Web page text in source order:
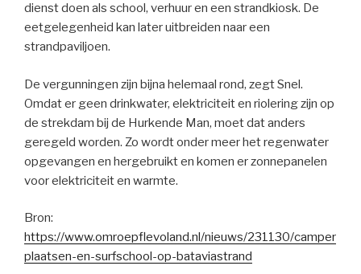
dienst doen als school, verhuur en een strandkiosk. De
eetgelegenheid kan later uitbreiden naar een
strandpaviljoen.
De vergunningen zijn bijna helemaal rond, zegt Snel.
Omdat er geen drinkwater, elektriciteit en riolering zijn op
de strekdam bij de Hurkende Man, moet dat anders
geregeld worden. Zo wordt onder meer het regenwater
opgevangen en hergebruikt en komen er zonnepanelen
voor elektriciteit en warmte.
Bron:
https://www.omroepflevoland.nl/nieuws/231130/camper
plaatsen-en-surfschool-op-bataviastrand